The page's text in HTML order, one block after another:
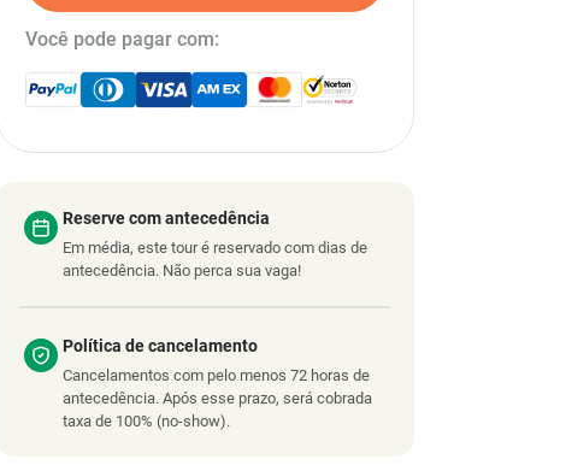
Você pode pagar com:
Reserve com antecedência
Em média, este tour é reservado com dias de
antecedência. Não perca sua vaga!
Política de cancelamento
Cancelamentos com pelo menos 72 horas de
antecedência. Após esse prazo, será cobrada
taxa de 100% (no-show).